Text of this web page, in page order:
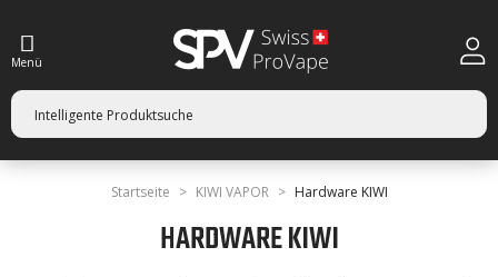
Menü
Startseite KIWI VAPOR Hardware KIWI
HARDWARE KIWI